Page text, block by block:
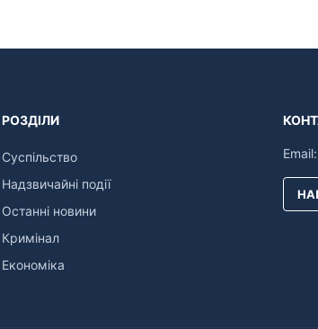
РОЗДІЛИ
Суспільство
Надзвичайні події
Останні новини
Кримінал
Економіка
Email: